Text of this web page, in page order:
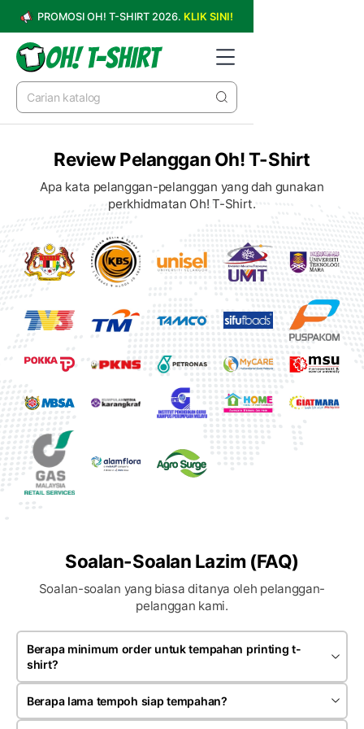
PROMOSI OH! T-SHIRT 2026. KLIK SINI!
Review Pelanggan Oh! T-Shirt
Apa kata pelanggan-pelanggan yang dah gunakan
perkhidmatan Oh! T-Shirt.
Soalan-Soalan Lazim (FAQ)
Soalan-soalan yang biasa ditanya oleh pelanggan-
pelanggan kami.
Berapa minimum order untuk tempahan printing t-
shirt?
Minimum order bergantung kepada jenis produk dan teknik
printing yang dipilih. Kebiasaannya tempahan bermula
sekitar 20 hingga 30 helai untuk satu design.
Berapa lama tempoh siap tempahan?
Kebiasaannya tempahan siap dalam anggaran 7 hingga 14